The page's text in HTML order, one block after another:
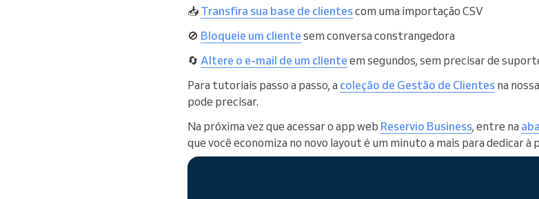
📥 Transfira sua base de clientescom uma importação CSV
🚫 Bloqueie um cliente sem conversa constrangedora
🔄 Altere o e-mail de um cliente em segundos, sem precisar de
Para tutoriais passo a passo, a coleção de Gestão de Clientes na
pode precisar.
Na próxima vez que acessar o app web Reservio Business, entre na
que você economiza no novo layout é um minuto a mais para dedicar à